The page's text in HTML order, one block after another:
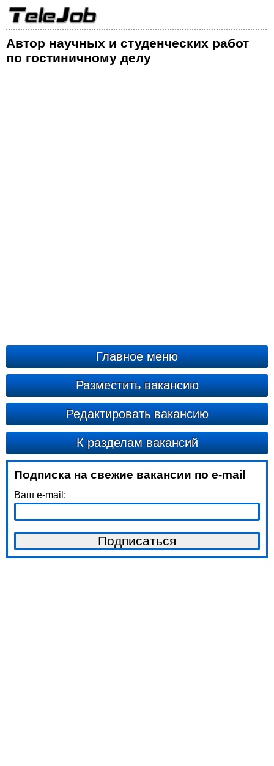
Автор научных и студенческих работ
по гостиничному делу
Главное меню
Разместить вакансию
Редактировать вакансию
К разделам вакансий
Подписка на свежие вакансии по e-mail
Ваш e-mail: